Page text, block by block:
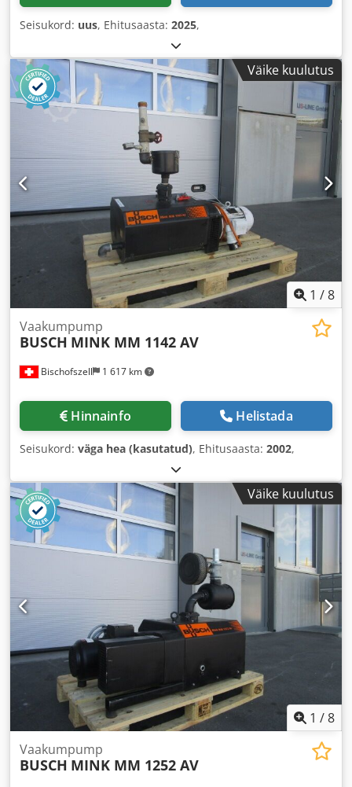
Seisukord: uus, Ehitusaasta: 2025,
Väike kuulutus
1 /8
Bischofszell 1 617 km
Vaakumpump
BUSCH MINK MM 1142 AV
Hinnainfo Helistada
Seisukord: väga hea (kasutatud), Ehitusaasta: 2002,
Väike kuulutus
1 /8
Vaakumpump
BUSCH MINK MM 1252 AV